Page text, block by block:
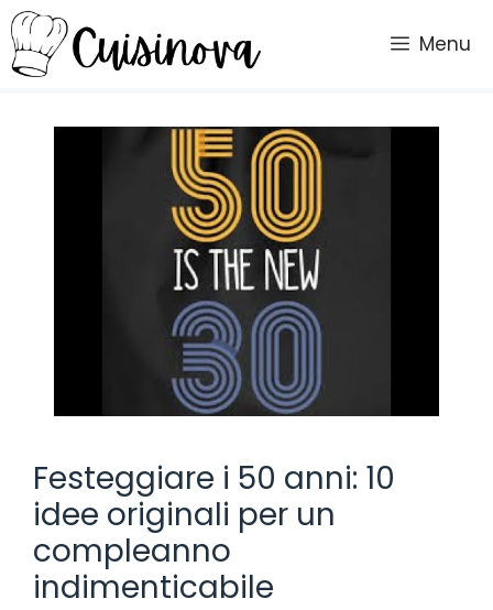
Vai
al
contenuto
Menu
Festeggiare i 50 anni: 10
idee originali per un
compleanno
indimenticabile